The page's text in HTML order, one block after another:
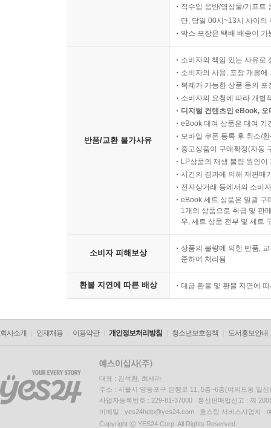
직수입 음반/영상물/기프트
단, 당일 00시~13시 사이의
박스 포장은 택배 배송이
반품/교환 불가사유
소비자의 책임 있는 사유로
소비자의 사용, 포장 개봉
복제가 가능한 상품 등의
소비자의 요청에 따라 개별
디지털 컨텐츠인 eBook,
eBook 대여 상품은 대여 기
모바일 쿠폰 등록 후 취소/
중고상품이 구매확정(자동
LP상품의 재생 불량 원인
시간의 경과에 의해 재판매
전자상거래 등에서의 소비
eBook 세트 상품은 일괄 구
1개의 상품으로 취급 및 판
우, 세트 상품 전부 및 세트
소비자 피해보상
상품의 불량에 의한 반품,
준하여 처리됨
환불 지연에 따른 배상 대금 환불 및 환불 지연에
회사소개 인재채용 이용약관 개인정보처리방침 청소년보호정책 도서홍보안내
대표 : 김석환, 최세라
주소 : 서울시 영등포구 은행로 11, 5층~6층(여의도동,일신
사업자등록번호 : 229-81-37000 통신판매업신고 : 제
이메일 : yes24help@yes24.com 호스팅 서비스사업자 :
Copyright ⓒ YES24 Corp. All Rights Reserved.